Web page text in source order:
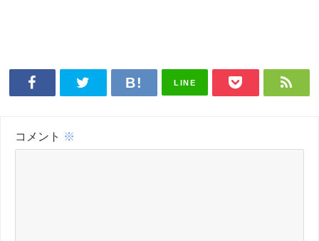
LINE
コメント ※